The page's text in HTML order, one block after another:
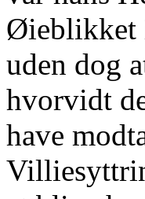
Øieblikket
uden dog
hvorvidt
have